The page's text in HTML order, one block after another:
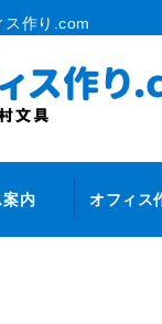
ス作り.com
案内 オフィス